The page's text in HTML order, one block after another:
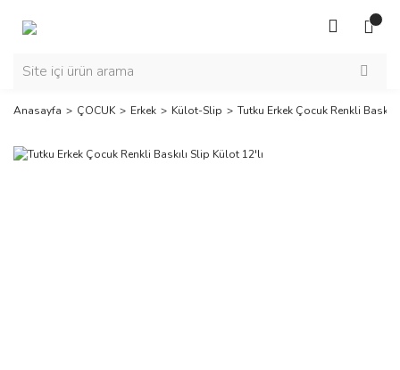
Anasayfa ÇOCUK Erkek Külot-Slip Tutku Erkek Çocuk Renkli